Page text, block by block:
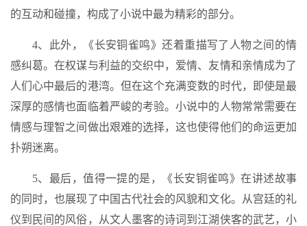
的互动和碰撞，构成了小说中最为精彩的部分。
4、此外，《长安铜雀鸣》还着重描写了人物之间的情
感纠葛。在权谋与利益的交织中，爱情、友情和亲情成为了
人们心中最后的港湾。但在这个充满变数的时代，即使是最
深厚的感情也面临着严峻的考验。小说中的人物常常需要在
情感与理智之间做出艰难的选择，这也使得他们的命运更加
扑朔迷离。
5、最后，值得一提的是，《长安铜雀鸣》在讲述故事
的同时，也展现了中国古代社会的风貌和文化。从宫廷的礼
仪到民间的风俗，从文人墨客的诗词到江湖侠客的武艺，小